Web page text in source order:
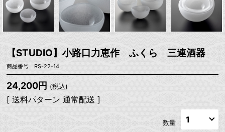
【STUDIO】小路口力恵作 ふくら 三連酒器
商品番号 RS-22-14
24,200円 (税込)
[ 送料パターン 通常配送 ]
数量